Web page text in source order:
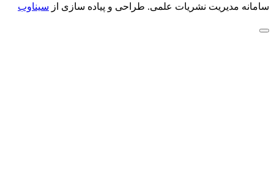
سامانه مدیریت نشریات علمی. طراحی و پیاده سازی از سیناوب